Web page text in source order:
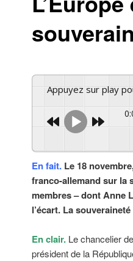
Appuyez sur play
En fait.Le 18
franco-allemand sur la
membres – dont Anne
l’écart. La
En clair.Le chancelier
président de la